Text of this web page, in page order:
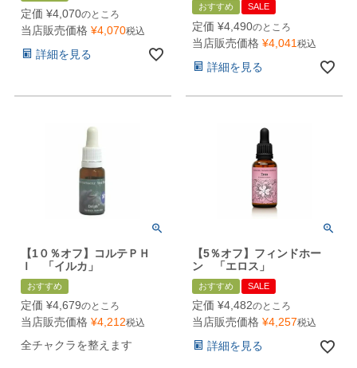
定価 ¥4,070のところ
当店販売価格 ¥4,070税込
詳細を見る
おすすめ SALE
定価 ¥4,490のところ
当店販売価格 ¥4,041 税込
詳細を見る
【1０％オフ】コルテＰＨ
Ｉ 「イルカ」
おすすめ
定価 ¥4,679のところ
当店販売価格 ¥4,212税込
全チャクラを整えます
【5％オフ】フィンドホー
ン 「エロス」
おすすめ SALE
定価 ¥4,482のところ
当店販売価格 ¥4,257税込
詳細を見る